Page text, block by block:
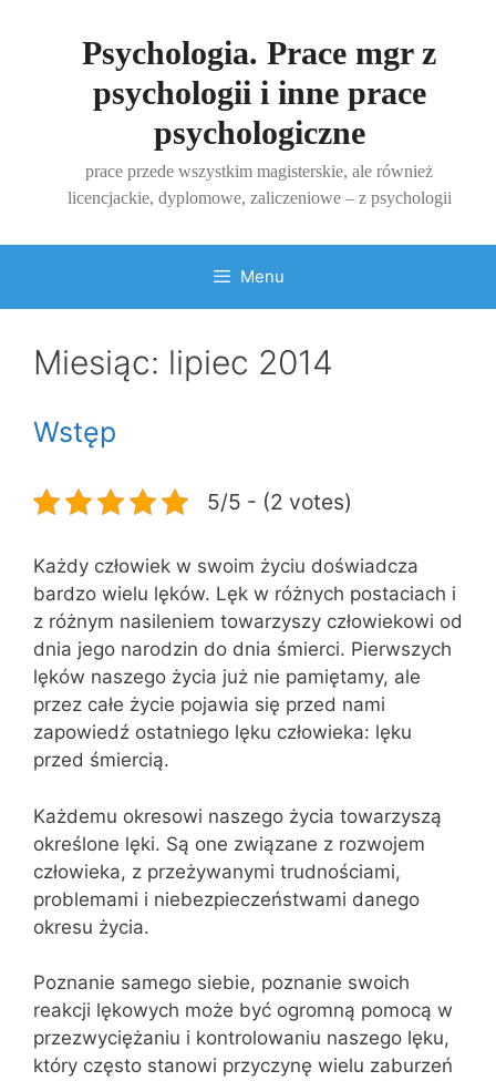
Psychologia. Prace mgr z
psychologii i inne prace
psychologiczne
prace przede wszystkim magisterskie, ale również
licencjackie, dyplomowe, zaliczeniowe – z psychologii
Menu
Miesiąc: lipiec 2014
Wstęp
5/5 - (2 votes)
Każdy człowiek w swoim życiu doświadcza
bardzo wielu lęków. Lęk w różnych postaciach i
z różnym nasileniem towarzyszy człowiekowi od
dnia jego narodzin do dnia śmierci. Pierwszych
lęków naszego życia już nie pamiętamy, ale
przez całe życie pojawia się przed nami
zapowiedź ostatniego lęku człowieka: lęku
przed śmiercią.
Każdemu okresowi naszego życia towarzyszą
określone lęki. Są one związane z rozwojem
człowieka, z przeżywanymi trudnościami,
problemami i niebezpie­czeństwami danego
okresu życia.
Poznanie samego siebie, poznanie swoich
reakcji lękowych może być ogromną pomocą w
przezwyciężaniu i kontrolowaniu naszego lęku,
który często stanowi przyczynę wielu zaburzeń